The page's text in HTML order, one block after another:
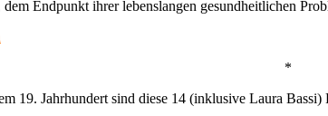
Endpunkt ihrer lebenslangen gesundheitlichen
*
19. Jahrhundert sind diese 14 (inklusive Laura Bassi)